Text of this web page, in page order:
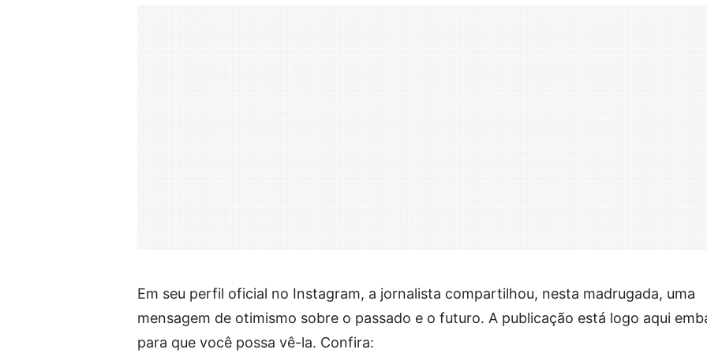
Em seu perfil oficial no Instagram, a jornalista compartilhou, nesta madrugada, uma
mensagem de otimismo sobre o passado e o futuro. A publicação está logo aqui
para que você possa vê-la. Confira: